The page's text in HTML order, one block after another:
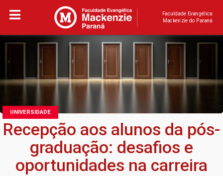
Faculdade Evangélica
Mackenzie do Paraná
UNIVERSIDADE
Recepção aos alunos da pós-
graduação: desafios e
oportunidades na carreira